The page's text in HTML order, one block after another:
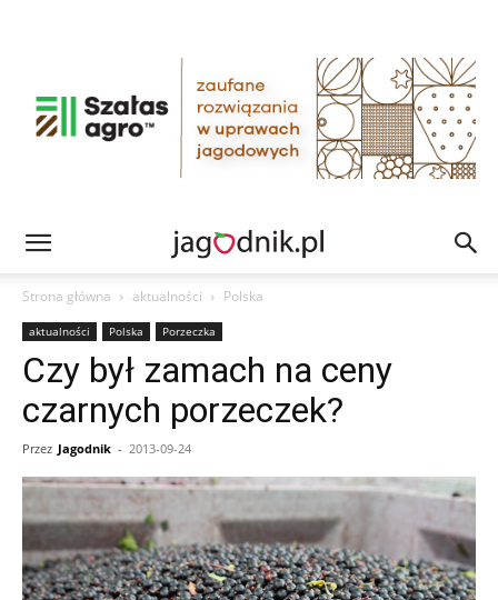
Strona główna aktualności Polska
aktualności Polska Porzeczka
Czy był zamach na ceny
czarnych porzeczek?
Przez Jagodnik - 2013-09-24